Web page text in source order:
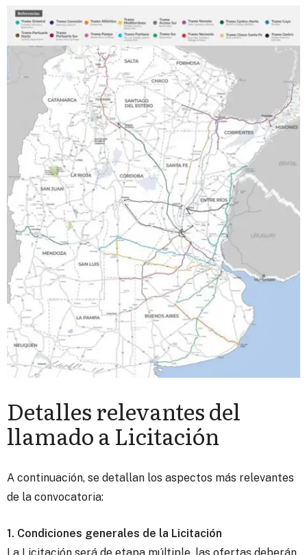
Detalles relevantes del
llamado a Licitación
A continuación, se detallan los aspectos más relevantes
de la convocatoria:
1. Condiciones generales de la Licitación
La Licitación será de etapa múltiple, las ofertas deberán